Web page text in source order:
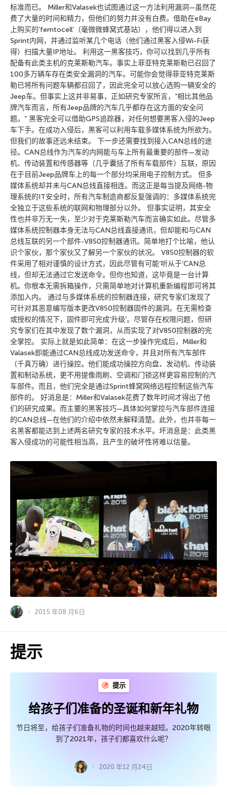
标准而已。 Miller和Valasek也试图通过这一方法利用漏洞—虽然花
费了大量的时间和精力，但他们的努力并没有白费。借助在eBay
上购买的’femtocell’（毫微微蜂窝式基站），他们得以进入到
Sprint内网，并通过监听某几个电话（他们通过黑客入侵Wi-Fi获
得）扫描大量IP地址。 利用这一黑客技巧，你可以找到几乎所有
配备有此类主机的克莱斯勒汽车。事实上菲亚特克莱斯勒已召回了
100多万辆车存在类安全漏洞的汽车。可能你会觉得菲亚特克莱斯
勒已将所有问题车辆都召回了，因此完全可以放心选购一辆安全的
Jeep车。但事实上这并非易事，正如研究专家所言，”相比其他品
牌汽车而言，所有Jeep品牌的汽车几乎都存在这方面的安全问
题。” 黑客完全可以借助GPS追踪器，对任何想要黑客入侵的Jeep
车下手。在成功入侵后，黑客可以利用车载多媒体系统为所欲为。
但我们的故事还远未结束。 下一步还需要找到接入CAN总线的途
径。CAN总线作为汽车的内网能与车上所有最重要的部件—发动
机、传动装置和传感器等（几乎囊括了所有车载部件）互联，原因
在于目前Jeep品牌车上的每一个部分均采用电子控制方式。 但多
媒体系统却并未与CAN总线直接相连。而这正是每当提及网络-物
理系统的IT安全时，所有汽车制造商都反复强调的：多媒体系统完
全独立于这些系统的联网和物理部分以外。 但事实证明，其安全
性也并非万无一失，至少对于克莱斯勒汽车而言确实如此。尽管多
媒体系统控制器本身无法与CAN总线直接通讯，但却能和与CAN
总线互联的另一个部件-V850控制器通讯。简单地打个比喻，他认
识个家伙，那个家伙又了解另一个家伙的状况。 V850控制器的软
件采用了相对谨慎的设计方式，因此尽管有可能’听从于’CAN总
线，但却无法通过它发送命令。但你也知道，这毕竟是一台计算
机。你根本无需拆箱操作，只需简单地对计算机重新编程即可将其
添加入内。 通过与多媒体系统的控制器连接，研究专家们发现了
可针对其恶意编写版本更改V850控制器固件的漏洞。在无需检查
或授权的情况下，固件即可完成’升级’。尽管存在权限问题，但研
究专家们在其中发现了数个漏洞，从而实现了对V850控制器的完
全掌控。 实际上就是如此简单：在这一步操作完成后，Miller和
Valasek即能通过CAN总线成功发送命令，并且对所有汽车部件
（千真万确）进行操控。他们能成功操控方向盘、发动机、传动装
置和制动系统，更不用提像雨刷、空调和门锁这样更容易控制的汽
车部件。而且，他们完全是通过Sprint蜂窝网络远程控制这些汽车
部件的。 好消息是：Miller和Valasek花费了数年时间才得出了他
们的研究成果。而主要的黑客技巧—具体如何掌控与汽车部件连接
的CAN总线—在他们的介绍中依然未解释清楚。此外，也并非每一
名黑客都能达到上述两名研究专家的技术水平。坏消息是：此类黑
客入侵成功的可能性相当高，且产生的破坏性将难以估量。
2015 年08 月6日
提示
提示
给孩子们准备的圣诞和新年礼物
节日将至，给孩子们准备礼物的时间也越来越短。2020年转眼
到了2021年，孩子们都喜欢什么呢？
2020 年12 月24日